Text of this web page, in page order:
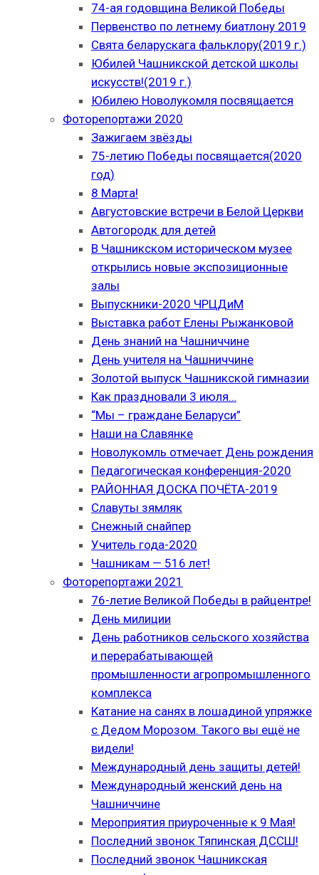
74-ая годовщина Великой Победы
Первенство по летнему биатлону 2019
Свята беларускага фальклору(2019 г.)
Юбилей Чашникской детской школы
искусств!(2019 г.)
Юбилею Новолукомля посвящается
Фоторепортажи 2020
Зажигаем звёзды
75-летию Победы посвящается(2020
год)
8 Марта!
Августовские встречи в Белой Церкви
Автогородк для детей
В Чашникском историческом музее
открылись новые экспозиционные
залы
Выпускники-2020 ЧРЦДиМ
Выставка работ Елены Рыжанковой
День знаний на Чашниччине
День учителя на Чашниччине
Золотой выпуск Чашникской гимназии
Как праздновали 3 июля…
“Мы – граждане Беларуси”
Наши на Славянке
Новолукомль отмечает День рождения
Педагогическая конференция-2020
РАЙОННАЯ ДОСКА ПОЧЁТА-2019
Славуты зямляк
Снежный снайпер
Учитель года-2020
Чашникам — 516 лет!
Фоторепортажи 2021
76-летие Великой Победы в райцентре!
День милиции
День работников сельского хозяйства
и перерабатывающей
промышленности агропромышленного
комплекса
Катание на санях в лошадиной упряжке
с Дедом Морозом. Такого вы ещё не
видели!
Международный день защиты детей!
Международный женский день на
Чашниччине
Мероприятия приуроченные к 9 Мая!
Последний звонок Тяпинская ДССШ!
Последний звонок Чашникская